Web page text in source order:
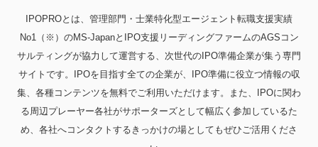
IPOPROとは、管理部門・士業特化型エージェント転職支援実績
No1（※）のMS-JapanとIPO支援リーディングファームのAGSコン
サルティングが協力して運営する、次世代のIPO準備企業が集う専門
サイトです。IPOを目指す全ての企業が、IPO準備に役立つ情報の収
集、各種コンテンツを無料でご利用いただけます。また、IPOに関わ
る周辺プレーヤー各社がサポーターズとして幅広く参加しているた
め、各社へコンタクトするきっかけの場としてもぜひご活用くださ